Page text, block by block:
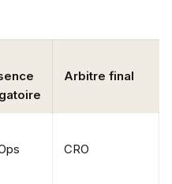
Arbitre final
CRO